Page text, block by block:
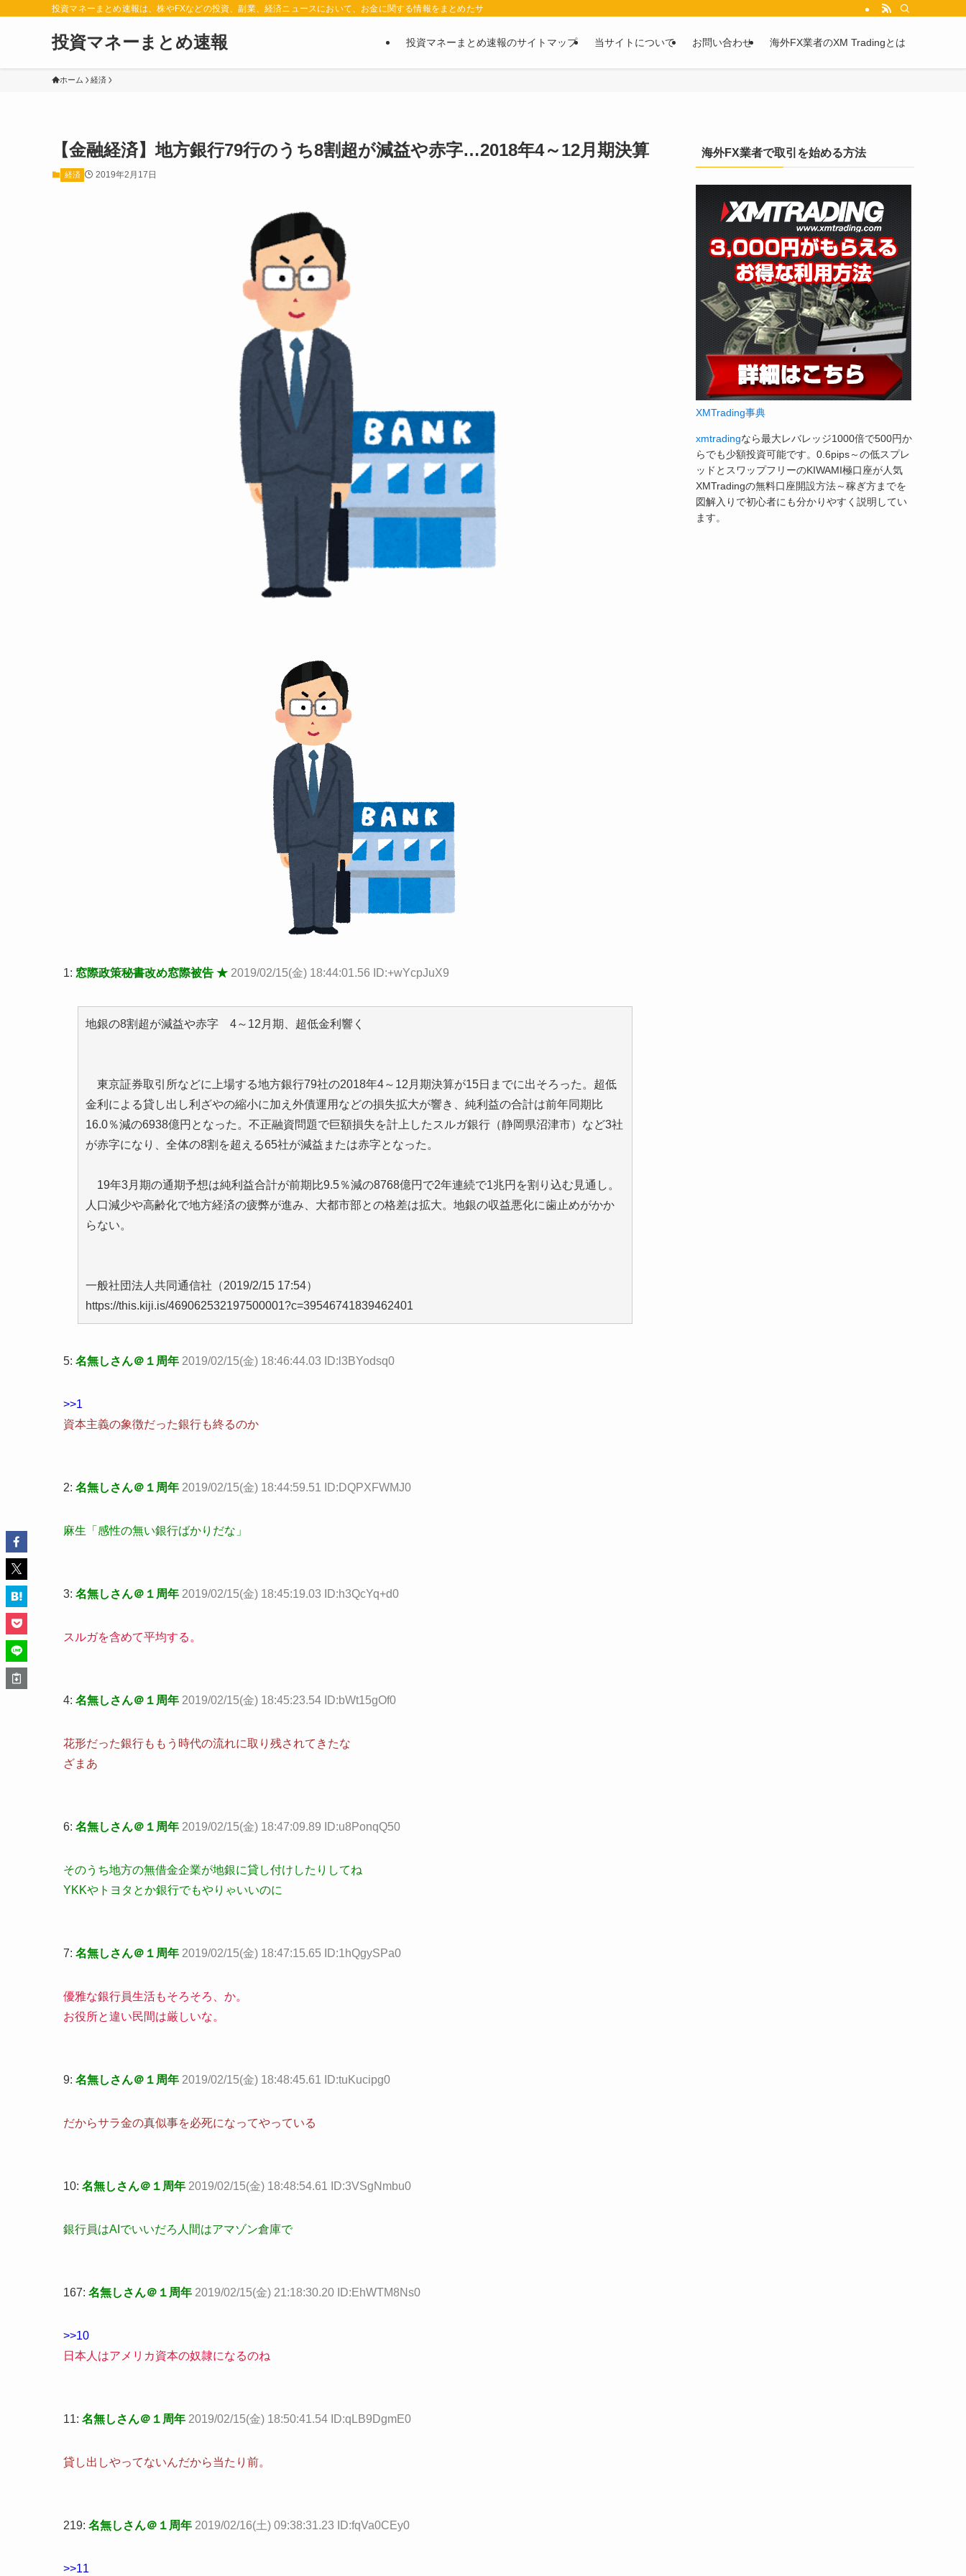
投資マネーまとめ速報は、株やFXなどの投資、副業、経済ニュースにおいて、お金に関する情報をまとめたサイトです。お金に関する情報の口コミや評判を2chや5chからピックアップしています。
投資マネーまとめ速報 投資マネーまとめ速報のサイトマップ 当サイトについて お問い合わせ 海外FX業者のXM Tradingとは
ホーム 経済
【金融経済】地方銀行79行のうち8割超が減益や赤字…2018年4～12月期決算
経済 2019年2月17日
1: 窓際政策秘書改め窓際被告 ★ 2019/02/15(金) 18:44:01.56 ID:+wYcpJuX9
地銀の8割超が減益や赤字 4～12月期、超低金利響く
東京証券取引所などに上場する地方銀行79社の2018年4～12月期決算が15日までに出そろった。超低
金利による貸し出し利ざやの縮小に加え外債運用などの損失拡大が響き、純利益の合計は前年同期比
16.0％減の6938億円となった。不正融資問題で巨額損失を計上したスルガ銀行（静岡県沼津市）など3社
が赤字になり、全体の8割を超える65社が減益または赤字となった。
19年3月期の通期予想は純利益合計が前期比9.5％減の8768億円で2年連続で1兆円を割り込む見通し。
人口減少や高齢化で地方経済の疲弊が進み、大都市部との格差は拡大。地銀の収益悪化に歯止めがかか
らない。
一般社団法人共同通信社（2019/2/15 17:54）
https://this.kiji.is/469062532197500001?c=39546741839462401
5: 名無しさん＠１周年 2019/02/15(金) 18:46:44.03 ID:l3BYodsq0
>>1
資本主義の象徴だった銀行も終るのか
2: 名無しさん＠１周年 2019/02/15(金) 18:44:59.51 ID:DQPXFWMJ0
麻生「感性の無い銀行ばかりだな」
3: 名無しさん＠１周年 2019/02/15(金) 18:45:19.03 ID:h3QcYq+d0
スルガを含めて平均する。
4: 名無しさん＠１周年 2019/02/15(金) 18:45:23.54 ID:bWt15gOf0
花形だった銀行ももう時代の流れに取り残されてきたな
ざまあ
6: 名無しさん＠１周年 2019/02/15(金) 18:47:09.89 ID:u8PonqQ50
そのうち地方の無借金企業が地銀に貸し付けしたりしてね
YKKやトヨタとか銀行でもやりゃいいのに
7: 名無しさん＠１周年 2019/02/15(金) 18:47:15.65 ID:1hQgySPa0
優雅な銀行員生活もそろそろ、か。
お役所と違い民間は厳しいな。
9: 名無しさん＠１周年 2019/02/15(金) 18:48:45.61 ID:tuKucipg0
だからサラ金の真似事を必死になってやっている
10: 名無しさん＠１周年 2019/02/15(金) 18:48:54.61 ID:3VSgNmbu0
銀行員はAIでいいだろ人間はアマゾン倉庫で
167: 名無しさん＠１周年 2019/02/15(金) 21:18:30.20 ID:EhWTM8Ns0
>>10
日本人はアメリカ資本の奴隷になるのね
11: 名無しさん＠１周年 2019/02/15(金) 18:50:41.54 ID:qLB9DgmE0
貸し出しやってないんだから当たり前。
219: 名無しさん＠１周年 2019/02/16(土) 09:38:31.23 ID:fqVa0CEy0
>>11
海外FX業者で取引を始める方法
XMTrading事典
xmtradingなら最大レバレッジ1000倍で500円か
らでも少額投資可能です。0.6pips～の低スプレ
ッドとスワップフリーのKIWAMI極口座が人気
XMTradingの無料口座開設方法～稼ぎ方までを
図解入りで初心者にも分かりやすく説明してい
ます。